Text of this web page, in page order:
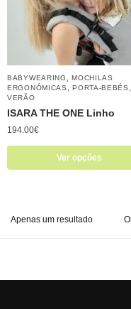
BABYWEARING ,MOCHILAS
ERGONÓMICAS
,PORTA-BEBÉS
VERÃO
ISARA THE ONE Linho
194.00€
Ver opções
Apenas um resultado